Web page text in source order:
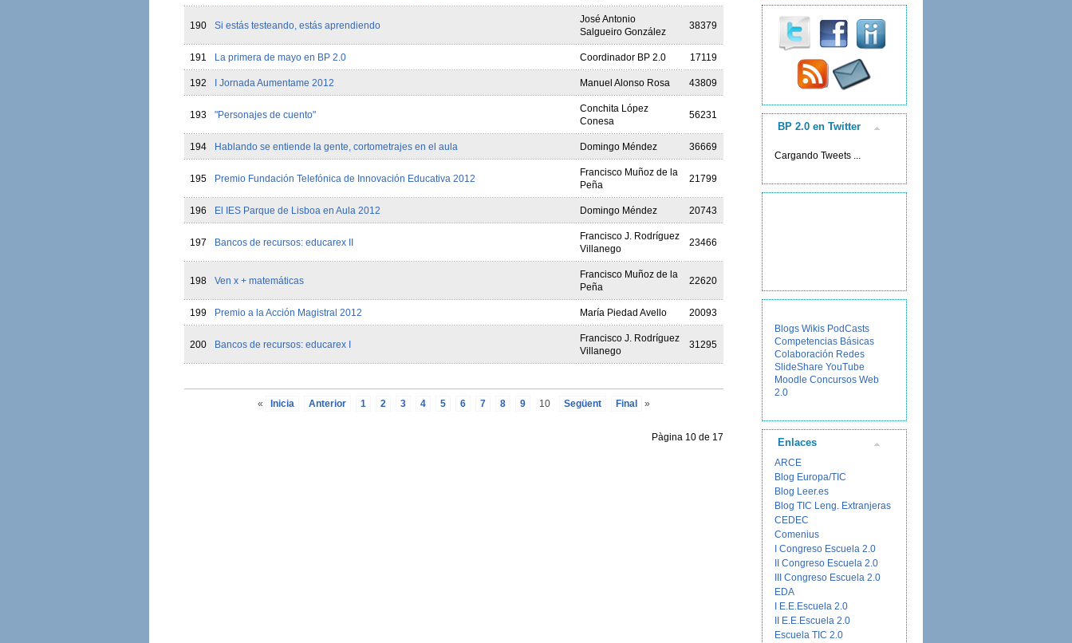
190 Si estás testeando, estás aprendiendo
José Antonio
Salgueiro González
38379
191 La primera de mayo en BP 2.0 Coordinador BP 2.0 17119
192 I Jornada Aumentame 2012 Manuel Alonso Rosa 43809
193 "Personajes de cuento"
Conchita López
Conesa
56231
194 Hablando se entiende la gente, cortometrajes en el aula Domingo Méndez 36669
195 Premio Fundación Telefónica de Innovación Educativa 2012
Francisco Muñoz de la
Peña
21799
196 El IES Parque de Lisboa en Aula 2012 Domingo Méndez 20743
197 Bancos de recursos: educarex II
Francisco J. Rodríguez
Villanego
23466
198 Ven x + matemáticas
Francisco Muñoz de la
Peña
22620
199 Premio a la Acción Magistral 2012 María Piedad Avello 20093
200 Bancos de recursos: educarex I
Francisco J. Rodríguez
Villanego
31295
« Inicia Anterior 1 2 3 4 5 6 7 8 9 10 Següent Final »
Pàgina 10 de 17
BP 2.0 en Twitter
Cargando Tweets ...
Blogs Wikis PodCasts
Competencias Básicas
Colaboración Redes
SlideShare YouTube
Moodle Concursos Web
2.0
Enlaces
ARCE
Blog Europa/TIC
Blog Leer.es
Blog TIC Leng. Extranjeras
CEDEC
Comenius
I Congreso Escuela 2.0
II Congreso Escuela 2.0
III Congreso Escuela 2.0
EDA
I E.E.Escuela 2.0
II E.E.Escuela 2.0
Escuela TIC 2.0